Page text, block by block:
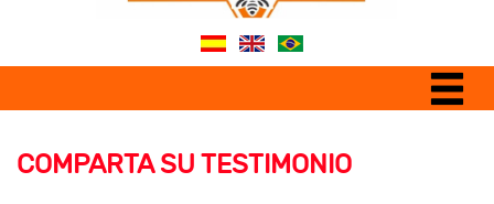
COMPARTA SU TESTIMONIO